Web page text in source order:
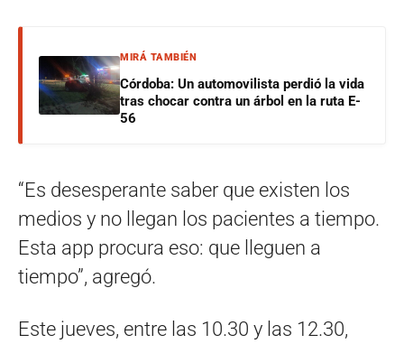
MIRÁ TAMBIÉN
Córdoba: Un automovilista perdió la vida
tras chocar contra un árbol en la ruta E-
56
“Es desesperante saber que existen los
medios y no llegan los pacientes a tiempo.
Esta app procura eso: que lleguen a
tiempo”, agregó.
Este jueves, entre las 10.30 y las 12.30,